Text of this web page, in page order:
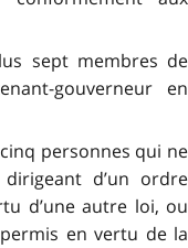
sept membres de
gouverneur en
personnes qui ne
d’un ordre
d’une autre loi, ou
en vertu de la